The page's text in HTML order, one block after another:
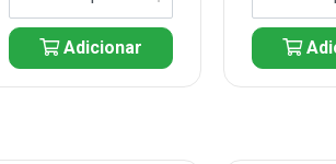
Adicionar